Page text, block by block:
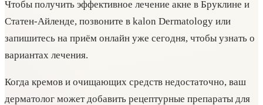
Чтобы получить эффективное лечение акне в Бруклине и
Статен-Айленде, позвоните в kalon Dermatology или
запишитесь на приём онлайн уже сегодня, чтобы узнать о
вариантах лечения.
Когда кремов и очищающих средств недостаточно, ваш
дерматолог может добавить рецептурные препараты для